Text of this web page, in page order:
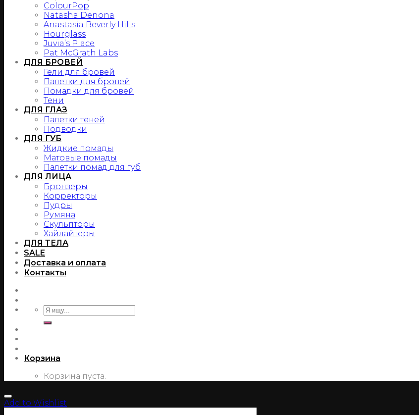
ColourPop
Natasha Denona
Anastasia Beverly Hills
Hourglass
Juvia’s Place
Pat McGrath Labs
ДЛЯ БРОВЕЙ
Гели для бровей
Палетки для бровей
Помадки для бровей
Тени
ДЛЯ ГЛАЗ
Палетки теней
Подводки
ДЛЯ ГУБ
Жидкие помады
Матовые помады
Палетки помад для губ
ДЛЯ ЛИЦА
Бронзеры
Корректоры
Пудры
Румяна
Скульпторы
Хайлайтеры
ДЛЯ ТЕЛА
SALE
Доставка и оплата
Контакты
Корзина
Корзина пуста.
Add to Wishlist